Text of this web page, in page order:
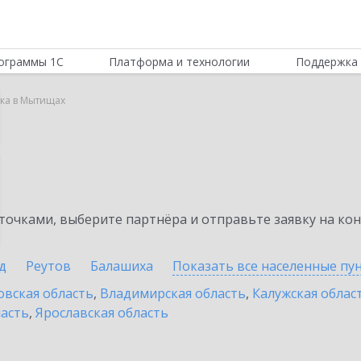
1С Платформа и технологии Поддержка
в Мытищах
выберите партнёра и отправьте заявку на
Реутов Балашиха Показать все населенные
область, Владимирская область, Калужская
, Ярославская область